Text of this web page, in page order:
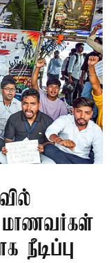
மாணவர்கள்
நீடிப்பு